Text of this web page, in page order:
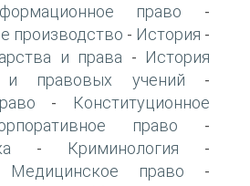
право -
производство - История -
и права -
История
и правовых учений -
-
Конституционное
право -
- Криминология -
Медицинское право -